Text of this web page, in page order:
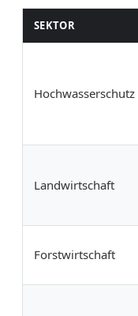
SEKTOR
Hochwasserschutz
Landwirtschaft
Forstwirtschaft